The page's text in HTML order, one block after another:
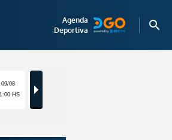
Agenda
Deportiva
search